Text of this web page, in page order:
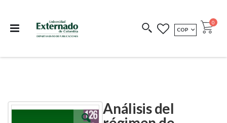
COEDICIONES REDIMIR CÓDIGO
MONEDA
COP Cart
0
Análisis del
Skip
Skip